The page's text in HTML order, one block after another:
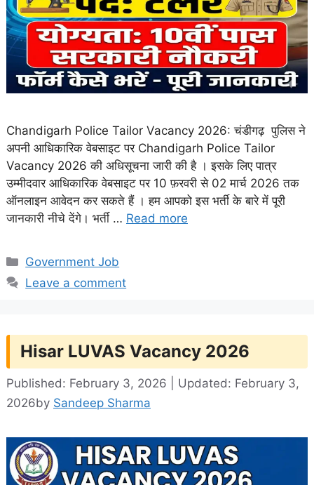
Chandigarh Police Tailor Vacancy 2026: चंडीगढ़ पुलिस ने
अपनी आधिकारिक वेबसाइट पर Chandigarh Police Tailor
Vacancy 2026 की अधिसूचना जारी की है । इसके लिए पात्र
उम्मीदवार आधिकारिक वेबसाइट पर 10 फ़रवरी से 02 मार्च 2026 तक
ऑनलाइन आवेदन कर सकते हैं । हम आपको इस भर्ती के बारे में पूरी
जानकारी नीचे देंगे। भर्ती … Read more
Categories
Government Job
Leave a comment
Hisar LUVAS Vacancy 2026
Published: February 3, 2026 | Updated: February 3,
2026by Sandeep Sharma